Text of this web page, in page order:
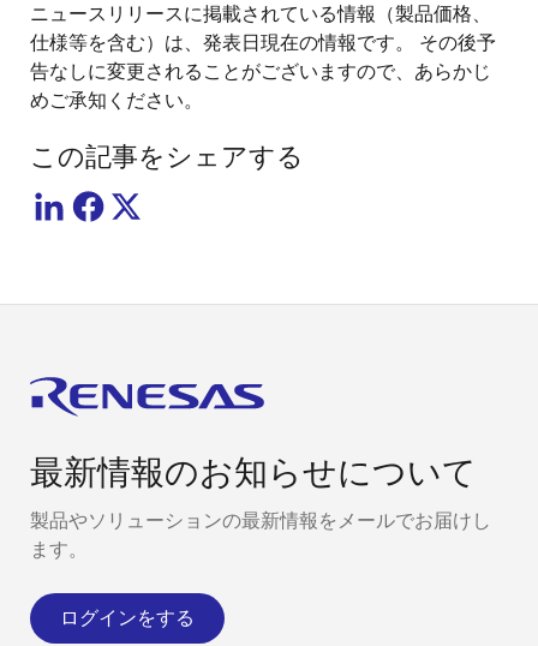
ニュースリリースに掲載されている情報（製品価格、
仕様等を含む）は、発表日現在の情報です。 その後予
告なしに変更されることがございますので、あらかじ
めご承知ください。
この記事をシェアする
最新情報のお知らせについて
製品やソリューションの最新情報をメールでお届けし
ます。
ログインをする